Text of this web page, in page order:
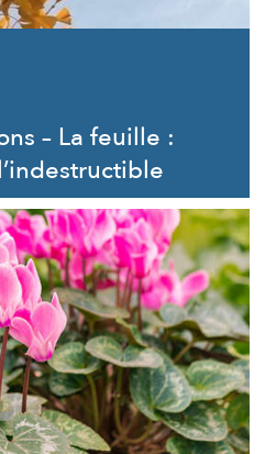
– La feuille :